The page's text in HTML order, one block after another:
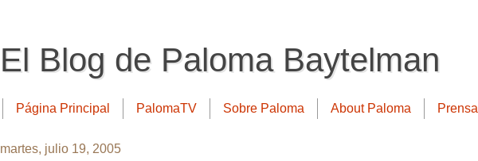
El Blog de Paloma Baytelman
Página Principal PalomaTV Sobre Paloma About Paloma Prensa
martes, julio 19, 2005